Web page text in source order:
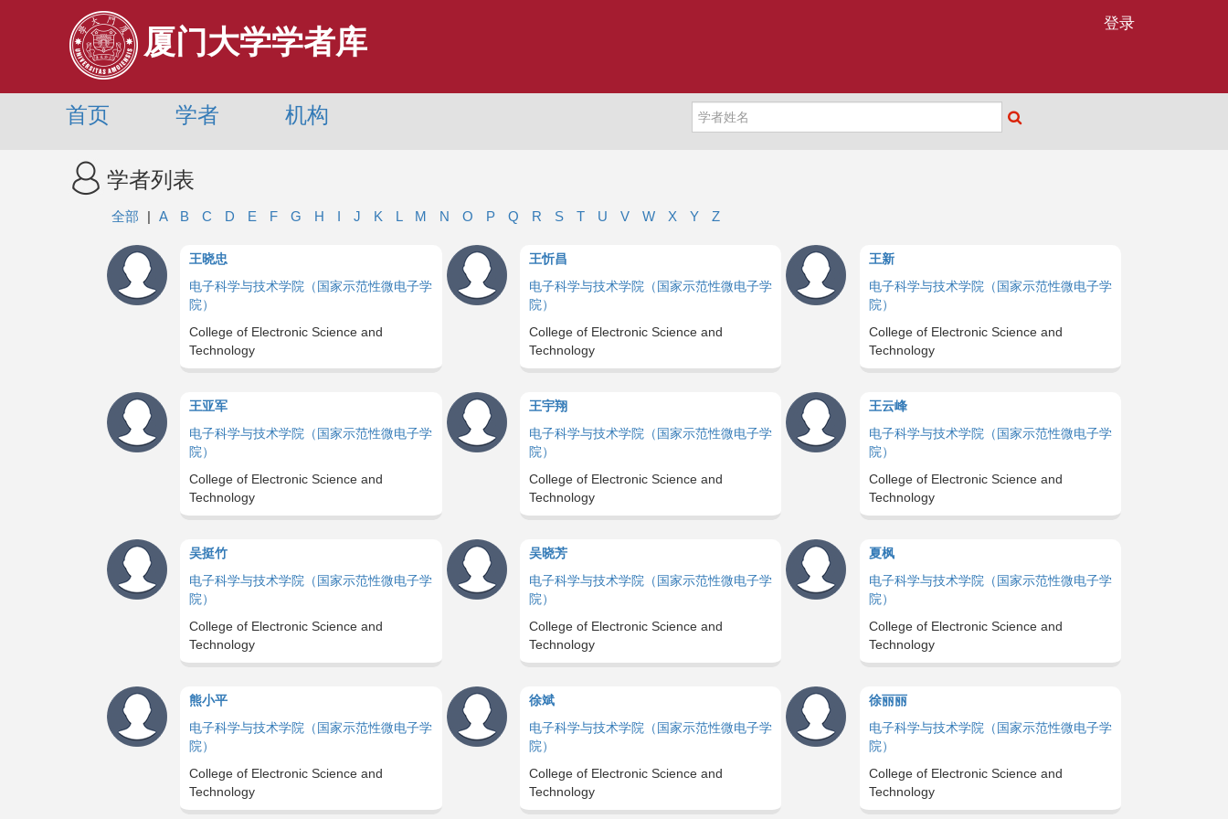
厦门大学学者库
登录
首页 学者 机构
学者列表
全部 | A B C D E F G H I J K L M N O P Q R S T U V W X Y Z
王晓忠
电子科学与技术学院（国家示范性微电子学
院）
College of Electronic Science and
Technology
王忻昌
电子科学与技术学院（国家示范性微电子学
院）
College of Electronic Science and
Technology
王新
电子科学与技术学院（国家示范性微电子学
院）
College of Electronic Science and
Technology
王亚军
电子科学与技术学院（国家示范性微电子学
院）
College of Electronic Science and
Technology
王宇翔
电子科学与技术学院（国家示范性微电子学
院）
College of Electronic Science and
Technology
王云峰
电子科学与技术学院（国家示范性微电子学
院）
College of Electronic Science and
Technology
吴挺竹
电子科学与技术学院（国家示范性微电子学
院）
College of Electronic Science and
Technology
吴晓芳
电子科学与技术学院（国家示范性微电子学
院）
College of Electronic Science and
Technology
夏枫
电子科学与技术学院（国家示范性微电子学
院）
College of Electronic Science and
Technology
熊小平
电子科学与技术学院（国家示范性微电子学
院）
College of Electronic Science and
Technology
徐斌
电子科学与技术学院（国家示范性微电子学
院）
College of Electronic Science and
Technology
徐丽丽
电子科学与技术学院（国家示范性微电子学
院）
College of Electronic Science and
Technology